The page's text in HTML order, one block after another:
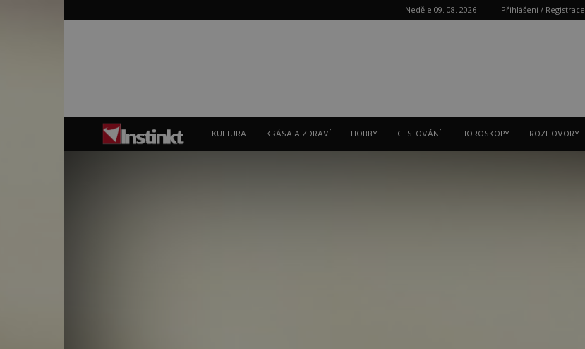
Neděle 09. 08. 2026 Přihlášení / Registrace
Instinkt
KULTURA KRÁSA A ZDRAVÍ HOBBY CESTOVÁNÍ HOROSKOPY ROZHOVORY